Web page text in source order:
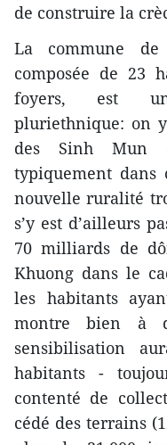
de construire la
La commune
composée de 23
foyers, est
pluriethnique: on
des Sinh Mun
typiquement
nouvelle ruralité
s’y est d’ailleurs
70 milliards de
Khuong dans le
les habitants
montre bien à
sensibilisation
habitants -
contenté de
cédé des terrains